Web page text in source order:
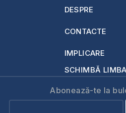
DESPRE
CONTACTE
IMPLICARE
SCHIMBĂ
Abonează-te la